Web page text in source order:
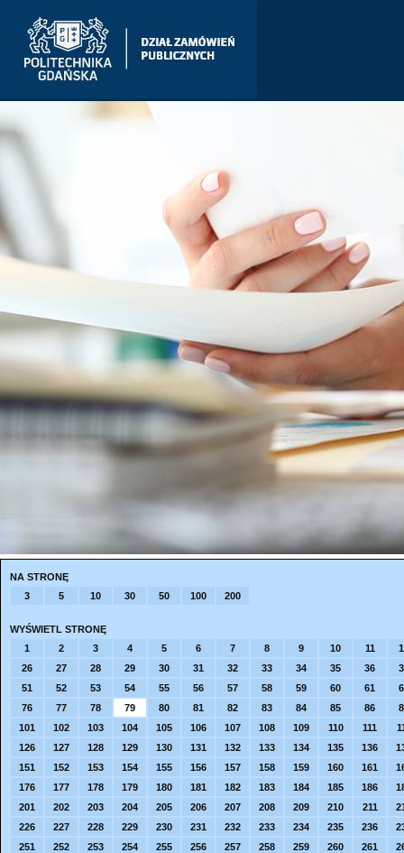
NA STRONĘ
3
5 10 30 50 100 200
WYŚWIETL STRONĘ
1
2 3 4 5 6 7 8 9 10 11
26
27 28 29 30 31 32 33 34 35 36
51
52 53 54 55 56 57 58 59 60 61
76
77 78 79 80 81 82 83 84 85 86
101
102 103 104 105 106 107 108 109 110 111
126
127 128 129 130 131 132 133 134 135 136
151
152 153 154 155 156 157 158 159 160 161
176
177 178 179 180 181 182 183 184 185 186
201
202 203 204 205 206 207 208 209 210 211
226
227 228 229 230 231 232 233 234 235 236
251
252 253 254 255 256 257 258 259 260 261